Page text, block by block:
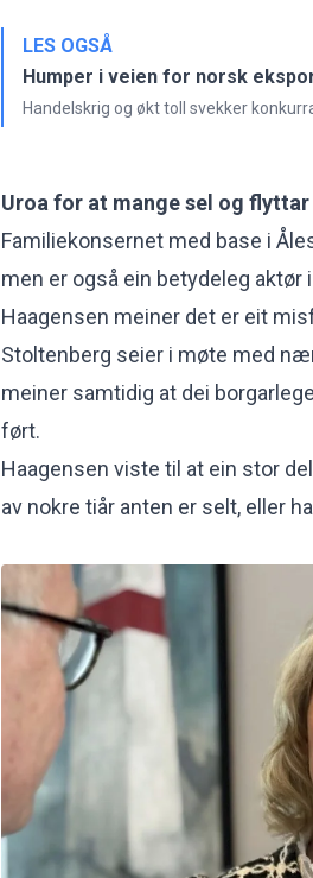
LES OGSÅ
Humper i veien for norsk
Handelskrig og økt toll svekker
Uroa for at mange sel og flyttar
Familiekonsernet med base i
men er også ein betydeleg aktør
Haagensen meiner det er eit
Stoltenberg seier i møte med
meiner samtidig at dei
ført.
Haagensen viste til at ein stor
av nokre tiår anten er selt, eller